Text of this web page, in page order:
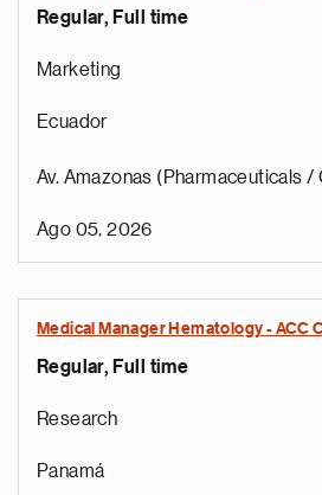
Regular, Full time
Marketing
Ecuador
Av. Amazonas (Pharmaceuticals /
Ago 05, 2026
Medical Manager Hematology - ACC
Regular, Full time
Research
Panamá